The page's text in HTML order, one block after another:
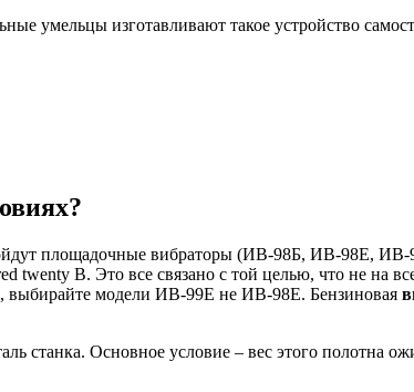
умельцы изготавливают такое устройство
площадочные вибраторы (ИВ-98Б, ИВ-98Е,
В. Это все связано с той целью, что не на
выбирайте модели ИВ-99Е не ИВ-98Е. Бензиновая
станка. Основное условие – вес этого полотна